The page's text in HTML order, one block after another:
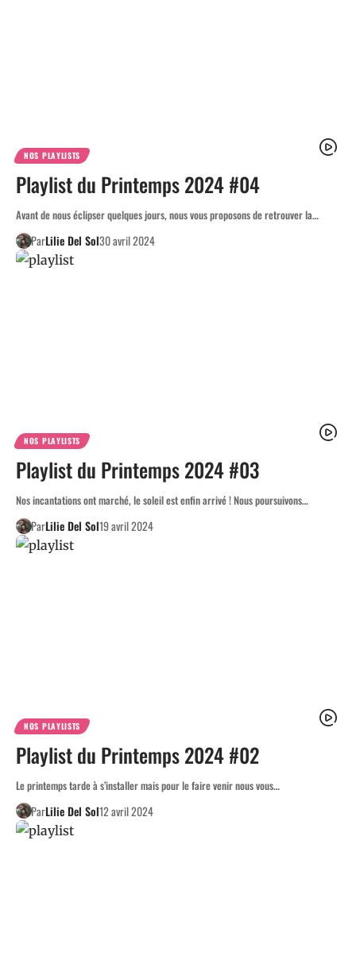
NOS PLAYLISTS
Playlist du Printemps 2024 #04
Avant de nous éclipser quelques jours, nous vous proposons de retrouver la…
ParLilie Del Sol30 avril 2024
NOS PLAYLISTS
Playlist du Printemps 2024 #03
Nos incantations ont marché, le soleil est enfin arrivé ! Nous poursuivons…
ParLilie Del Sol19 avril 2024
NOS PLAYLISTS
Playlist du Printemps 2024 #02
Le printemps tarde à s’installer mais pour le faire venir nous vous…
ParLilie Del Sol12 avril 2024